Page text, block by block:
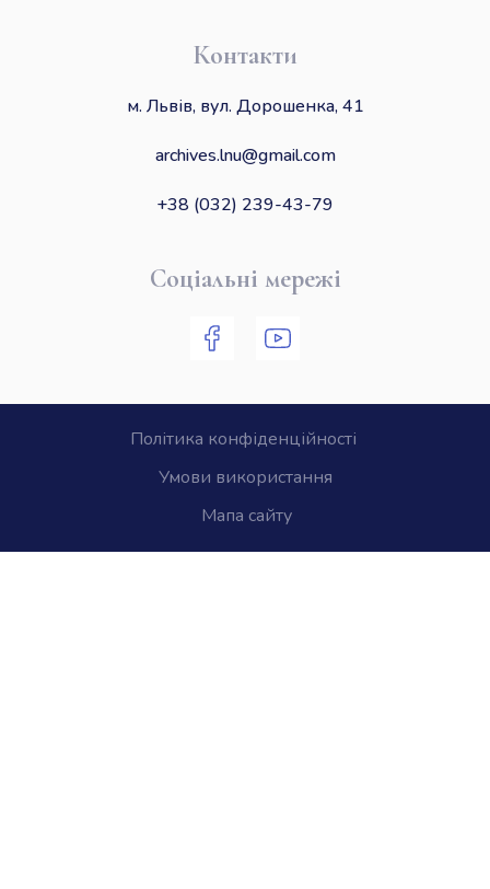
Контакти
м. Львів, вул. Дорошенка, 41
archives.lnu@gmail.com
+38 (032) 239-43-79
Соціальні мережі
Політика конфіденційності
Умови використання
Мапа сайту